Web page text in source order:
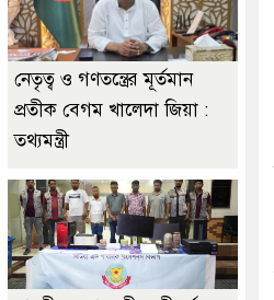
নেতৃত্ব ও গণতন্ত্রের মূর্তমান
প্রতীক বেগম খালেদা জিয়া :
তথ্যমন্ত্রী